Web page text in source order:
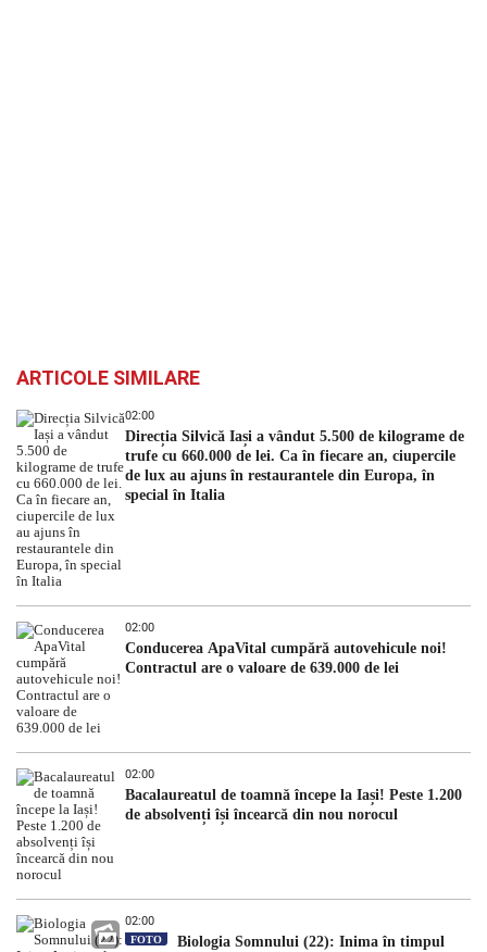
ARTICOLE SIMILARE
02:00
Direcția Silvică Iași a vândut 5.500 de kilograme de
trufe cu 660.000 de lei. Ca în fiecare an, ciupercile
de lux au ajuns în restaurantele din Europa, în
special în Italia
02:00
Conducerea ApaVital cumpără autovehicule noi!
Contractul are o valoare de 639.000 de lei
02:00
Bacalaureatul de toamnă începe la Iași! Peste 1.200
de absolvenți își încearcă din nou norocul
02:00
FOTO
Biologia Somnului (22): Inima în timpul